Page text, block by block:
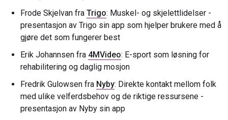
Frode Skjelvan fra Trigo: Muskel- og skjelettlidelser -
presentasjon av Trigo sin app som hjelper brukere med å
gjøre det som fungerer best
Erik Johannsen fra 4MVideo: E-sport som løsning for
rehabilitering og daglig mosjon
Fredrik Gulowsen fra Nyby: Direkte kontakt mellom folk
med ulike velferdsbehov og de riktige ressursene -
presentasjon av Nyby sin app